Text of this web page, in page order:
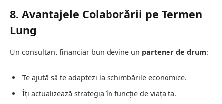
8. Avantajele Colaborării pe Termen
Lung
Un consultant financiar bun devine un partener de drum:
Te ajută să te adaptezi la schimbările economice.
Îți actualizează strategia în funcție de viața ta.